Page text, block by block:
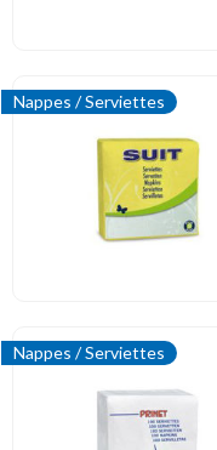
Nappes / Serviettes
Nappes / Serviettes